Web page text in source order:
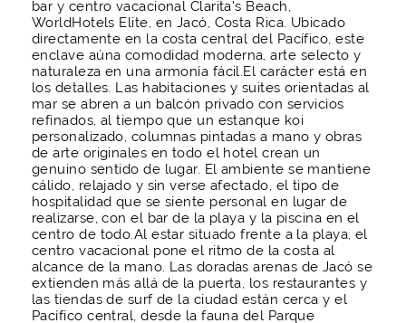
bar y centro vacacional Clarita's Beach,
WorldHotels Elite, en Jacó, Costa Rica. Ubicado
directamente en la costa central del Pacífico, este
enclave aúna comodidad moderna, arte selecto y
naturaleza en una armonía fácil.El carácter está en
los detalles. Las habitaciones y suites orientadas al
mar se abren a un balcón privado con servicios
refinados, al tiempo que un estanque koi
personalizado, columnas pintadas a mano y obras
de arte originales en todo el hotel crean un
genuino sentido de lugar. El ambiente se mantiene
cálido, relajado y sin verse afectado, el tipo de
hospitalidad que se siente personal en lugar de
realizarse, con el bar de la playa y la piscina en el
centro de todo.Al estar situado frente a la playa, el
centro vacacional pone el ritmo de la costa al
alcance de la mano. Las doradas arenas de Jacó se
extienden más allá de la puerta, los restaurantes y
las tiendas de surf de la ciudad están cerca y el
Pacífico central, desde la fauna del Parque